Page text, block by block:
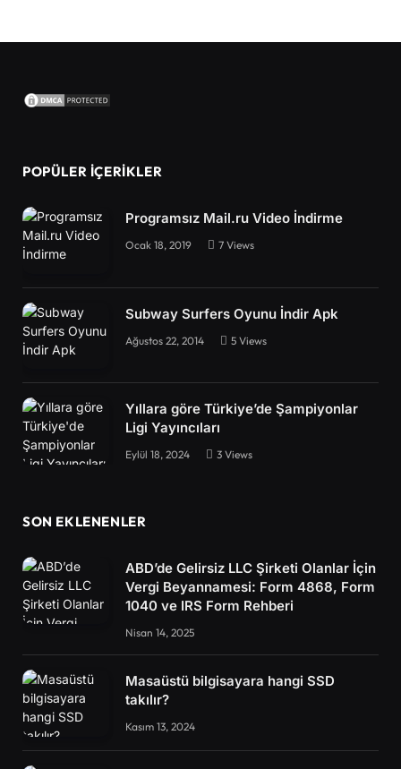
POPÜLER İÇERIKLER
Programsız Mail.ru Video İndirme
Ocak 18, 2019 7 Views
Subway Surfers Oyunu İndir Apk
Ağustos 22, 2014 5 Views
Yıllara göre Türkiye’de Şampiyonlar
Ligi Yayıncıları
Eylül 18, 2024 3 Views
SON EKLENENLER
ABD’de Gelirsiz LLC Şirketi Olanlar İçin
Vergi Beyannamesi: Form 4868, Form
1040 ve IRS Form Rehberi
Nisan 14, 2025
Masaüstü bilgisayara hangi SSD
takılır?
Kasım 13, 2024